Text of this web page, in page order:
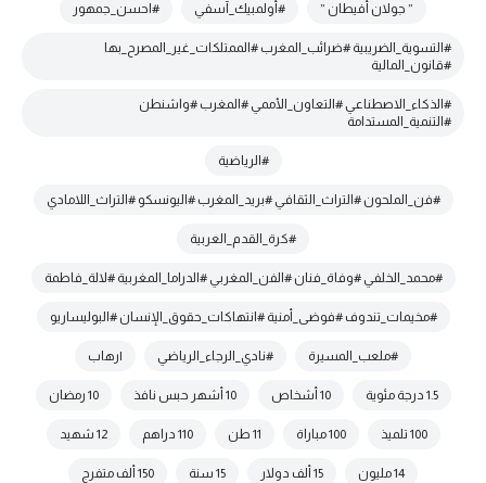
” جولان أفيطان ” #أولمبيك_آسفي #احسن_جمهور
#التسوية_الضريبية #ضرائب_المغرب #الممتلكات_غير_المصرح_بها
#قانون_المالية
#الذكاء_الاصطناعي #التعاون_الأممي #المغرب #واشنطن
#التنمية_المستدامة
#الرياضية
#فن_الملحون #التراث_الثقافي #بريد_المغرب #اليونسكو #التراث_اللامادي
#كرة_القدم_العربية
#محمد_الخلفي #وفاة_فنان #الفن_المغربي #الدراما_المغربية #لالة_فاطمة
#مخيمات_تندوف #فوضى_أمنية #انتهاكات_حقوق_الإنسان #البوليساريو
#ملعب_المسيرة #نادي_الرجاء_الرياضي |رهاب
1.5 درجة مئوية 10 أشخاص 10 أشهر حبس نافذ 10 رمضان
100 تلميذ 100 مباراة 11 طن 110 دراهم 12 شهيد
14 مليون 15 ألف دولار 15 سنة 150 ألف متفرج